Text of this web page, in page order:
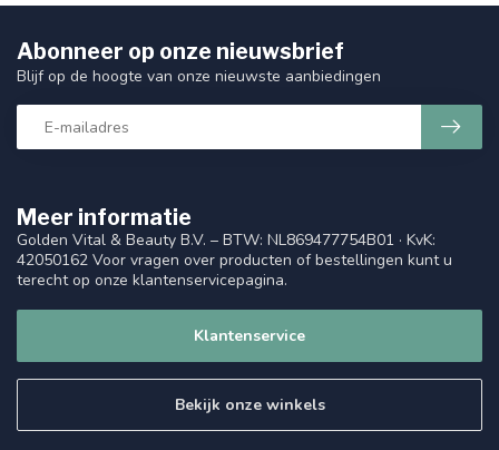
Meer informatie
Golden Vital & Beauty B.V. – BTW: NL869477754B01 · KvK:
42050162 Voor vragen over producten of bestellingen kunt u
terecht op onze klantenservicepagina.
Klantenservice
Bekijk onze winkels
Abonneer op onze nieuwsbrief
Blijf op de hoogte van onze nieuwste aanbiedingen